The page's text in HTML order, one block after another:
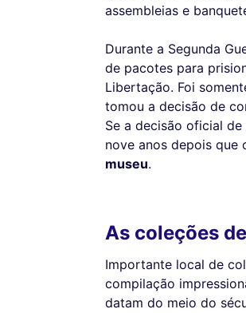
assembleias e
Durante a Segunda
de pacotes para
Libertação. Foi
tomou a decisão de
Se a decisão oficial
nove anos depois que
museu.
As coleções
Importante local de
compilação
datam do meio do